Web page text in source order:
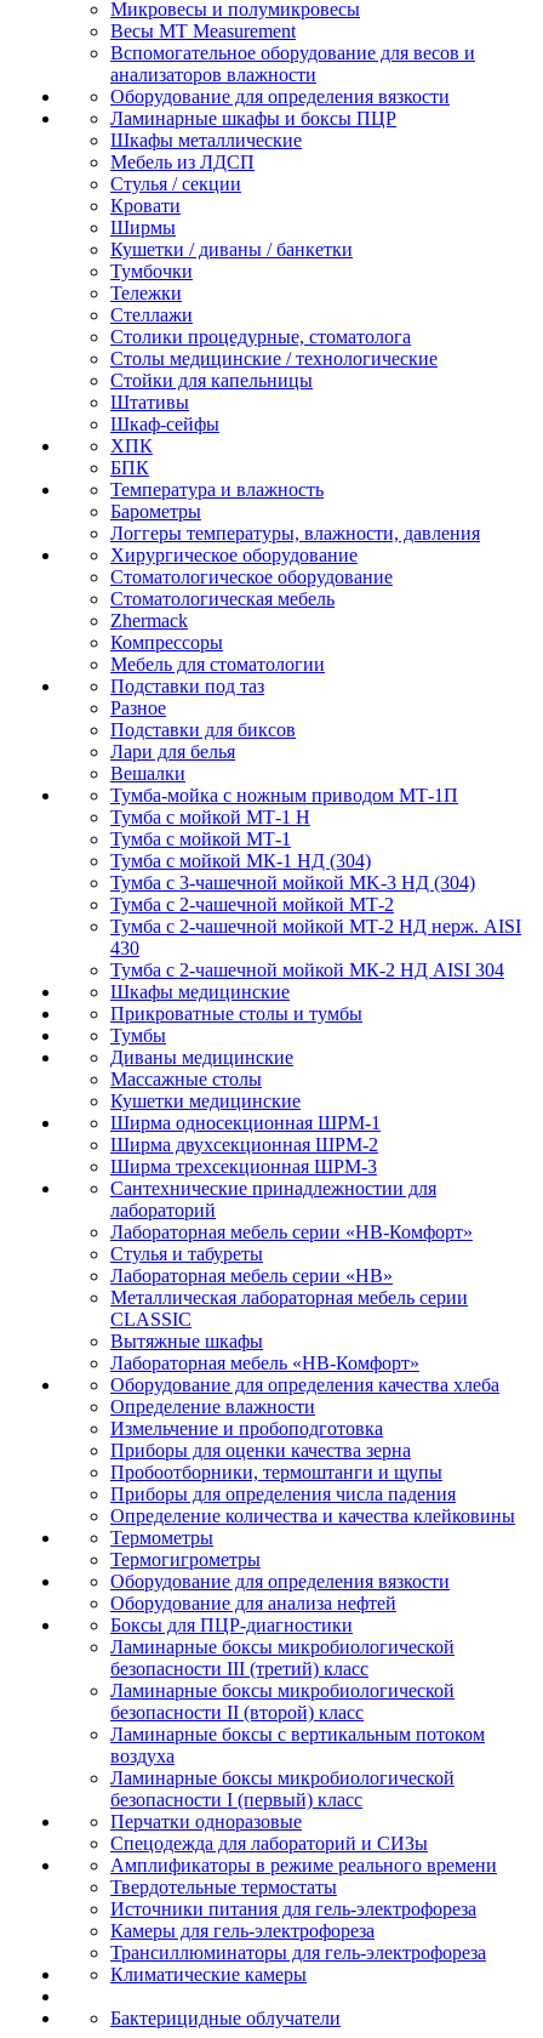
Микровесы и полумикровесы
Весы MT Measurement
Вспомогательное оборудование для весов и
анализаторов влажности
Оборудование для определения вязкости
Ламинарные шкафы и боксы ПЦР
Шкафы металлические
Мебель из ЛДСП
Стулья / секции
Кровати
Ширмы
Кушетки / диваны / банкетки
Тумбочки
Тележки
Стеллажи
Столики процедурные, стоматолога
Столы медицинские / технологические
Стойки для капельницы
Штативы
Шкаф-сейфы
ХПК
БПК
Температура и влажность
Барометры
Логгеры температуры, влажности, давления
Хирургическое оборудование
Стоматологическое оборудование
Стоматологическая мебель
Zhermack
Компрессоры
Мебель для стоматологии
Подставки под таз
Разное
Подставки для биксов
Лари для белья
Вешалки
Тумба-мойка с ножным приводом МТ-1П
Тумба с мойкой МТ-1 Н
Тумба с мойкой МТ-1
Тумба с мойкой МК-1 НД (304)
Тумба с 3-чашечной мойкой МK-3 НД (304)
Тумба с 2-чашечной мойкой МТ-2
Тумба с 2-чашечной мойкой МТ-2 НД нерж. AISI
430
Тумба с 2-чашечной мойкой МК-2 НД AISI 304
Шкафы медицинские
Прикроватные столы и тумбы
Тумбы
Диваны медицинские
Массажные столы
Кушетки медицинские
Ширма односекционная ШРМ-1
Ширма двухсекционная ШРМ-2
Ширма трехсекционная ШРМ-3
Сантехнические принадлежностии для
лабораторий
Лабораторная мебель серии «НВ-Комфорт»
Стулья и табуреты
Лабораторная мебель серии «НВ»
Металлическая лабораторная мебель серии
CLASSIC
Вытяжные шкафы
Лабораторная мебель «НВ-Комфорт»
Оборудование для определения качества хлеба
Определение влажности
Измельчение и пробоподготовка
Приборы для оценки качества зерна
Пробоотборники, термоштанги и щупы
Приборы для определения числа падения
Определение количества и качества клейковины
Термометры
Термогигрометры
Оборудование для определения вязкости
Оборудование для анализа нефтей
Боксы для ПЦР-диагностики
Ламинарные боксы микробиологической
безопасности III (третий) класс
Ламинарные боксы микробиологической
безопасности II (второй) класс
Ламинарные боксы с вертикальным потоком
воздуха
Ламинарные боксы микробиологической
безопасности I (первый) класс
Перчатки одноразовые
Спецодежда для лабораторий и СИЗы
Амплификаторы в режиме реального времени
Твердотельные термостаты
Источники питания для гель-электрофореза
Камеры для гель-электрофореза
Трансиллюминаторы для гель-электрофореза
Климатические камеры
Бактерицидные облучатели